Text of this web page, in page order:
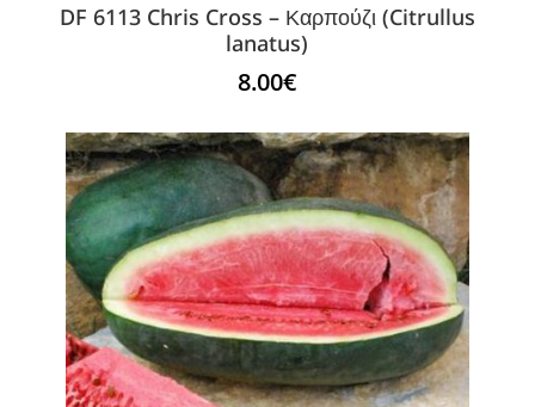
DF 6113 Chris Cross – Καρπούζι (Citrullus
lanatus)
8.00€